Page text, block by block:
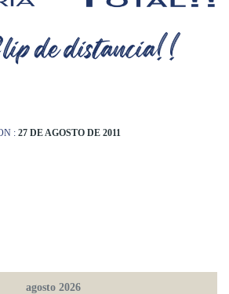
: 27 DE AGOSTO DE 2011
agosto 2026